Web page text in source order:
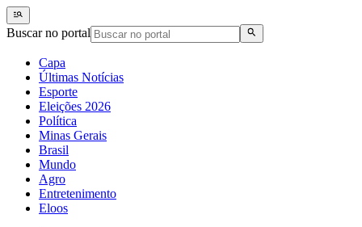
Buscar no portal
Capa
Últimas Notícias
Esporte
Eleições 2026
Política
Minas Gerais
Brasil
Mundo
Agro
Entretenimento
Eloos